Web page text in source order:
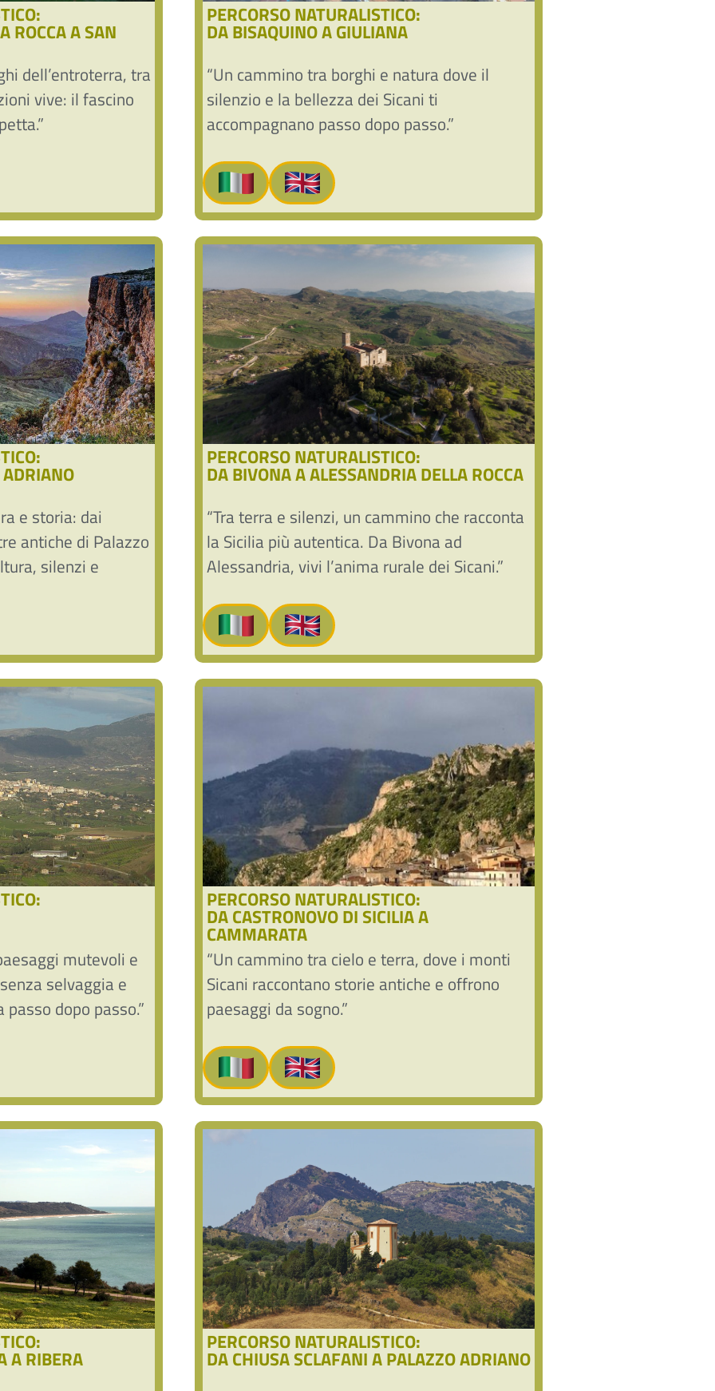
ROCCA A SAN
dell’entroterra, tra
vive: il fascino
PERCORSO NATURALISTICO:
DA BISAQUINO A GIULIANA
“Un cammino tra borghi e natura dove il
silenzio e la bellezza dei Sicani ti
accompagnano passo dopo passo.”
e storia: dai
antiche di Palazzo
silenzi e
PERCORSO NATURALISTICO:
DA BIVONA A ALESSANDRIA DELLA ROCCA
“Tra terra e silenzi, un cammino che racconta
la Sicilia più autentica. Da Bivona ad
Alessandria, vivi l’anima rurale dei Sicani.”
mutevoli e
selvaggia e
dopo passo.”
PERCORSO NATURALISTICO:
DA CASTRONOVO DI SICILIA A
CAMMARATA
“Un cammino tra cielo e terra, dove i monti
Sicani raccontano storie antiche e offrono
paesaggi da sogno.”
A RIBERA
PERCORSO NATURALISTICO:
DA CHIUSA SCLAFANI A PALAZZO ADRIANO